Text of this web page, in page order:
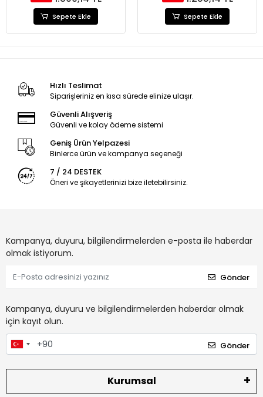
Sepete Ekle Sepete Ekle
Hızlı Teslimat
Siparişleriniz en kısa sürede elinize ulaşır.
Güvenli Alışveriş
Güvenli ve kolay ödeme sistemi
Geniş Ürün Yelpazesi
Binlerce ürün ve kampanya seçeneği
7 / 24 DESTEK
Öneri ve şikayetlerinizi bize iletebilirsiniz.
Kampanya, duyuru, bilgilendirmelerden e-posta ile haberdar
olmak istiyorum.
Gönder
Kampanya, duyuru ve bilgilendirmelerden haberdar olmak
için kayıt olun.
Gönder
Kurumsal